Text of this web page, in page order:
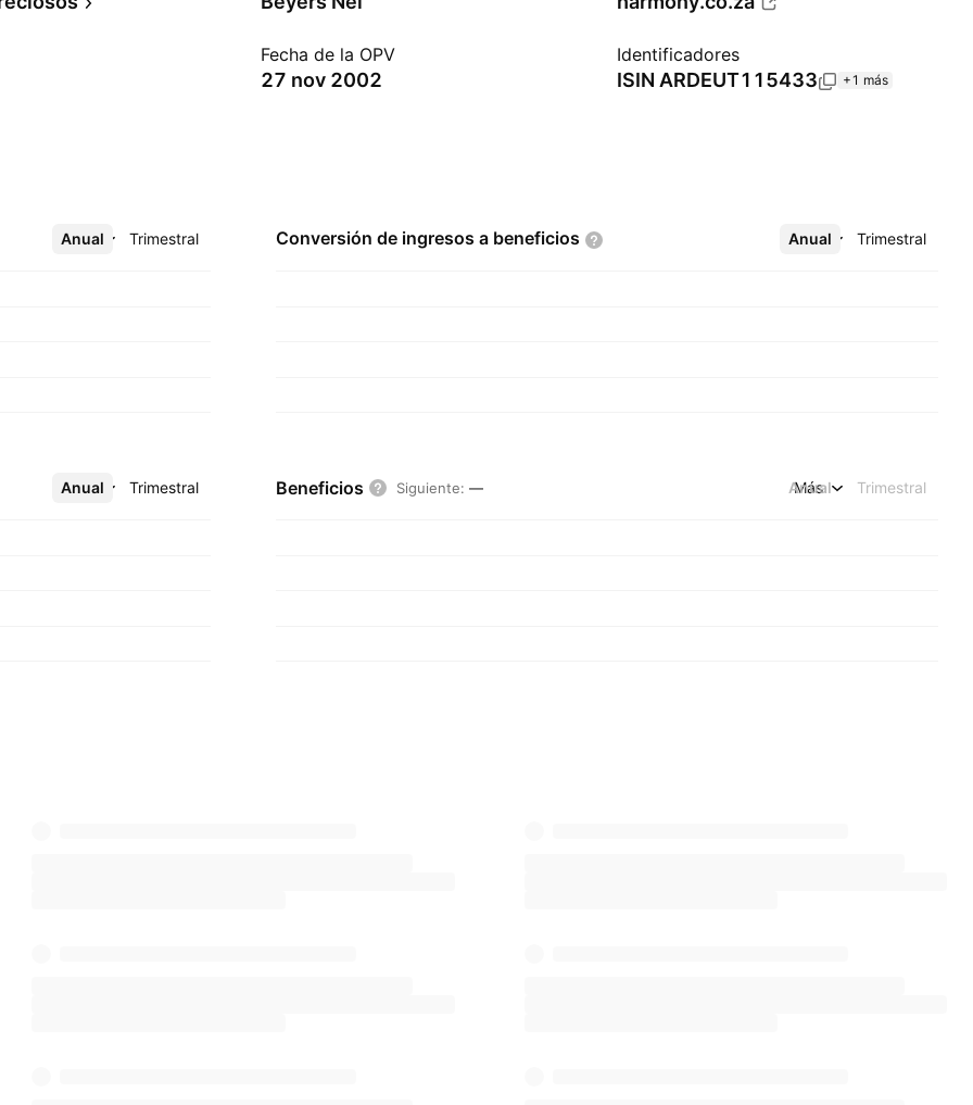
Fecha de la OPV
27 nov 2002
Identificadores
ISIN ARDEUT115433 +1 más
Anual Trimestral
Más Conversión de ingresos a beneficios Anual Trimestral
Más
Anual Trimestral
Más Beneficios Siguiente: — Anual Trimestral
Más